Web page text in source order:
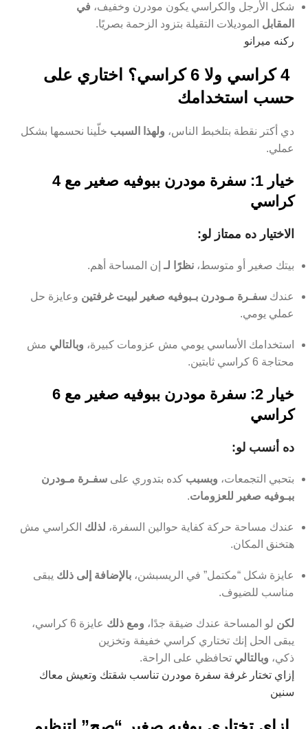
شكل الأرجل والكراسي يكون مودرن وخفيف، في
المقابل الموديلات التقيلة بتزود الزحمة بصريًا.
ركنه ميرانو
4 كراسي ولا 6 كراسي؟ اختاري على
حسب استخدامك
دي أكتر نقطة بتلخبط الناس، ولهذا السبب خلّينا نحسمها بشكل
عملي.
خيار 1: سفرة مودرن ببوفيه صغير مع 4
كراسي
الاختيار ده ممتاز لو:
بيتك صغير أو متوسط، نظرًا لـ إن المساحة أهم.
عندك سفـرة مـودرن بـبوفيه صغير لبيت غرفتين وعايزة حل
عملي يومي.
استخدامك الأساسي يومي مش عزومات كبيرة، وبالتالي مش
محتاجة 6 كراسي ثابتين.
خيار 2: سفرة مودرن ببوفيه صغير مع 6
كراسي
ده أنسب لو:
بتحبي التجمعات، وبسبب كده بتدوري على سفـرة مـودرن
ببـوفيه صغير للعزومات.
عندك مساحة حركة كفاية حوالين السفرة، لذلك الكراسي مش
هتخنق المكان.
عايزة شكل “مكتمل” في الريسبشن، بالإضافة إلى ذلك يبقى
مناسب للضيوف.
لكن لو المساحة عندك ضيقة جدًا، ومع ذلك
عايزة 6 كراسي،
يبقى الحل إنك تختاري كراسي خفيفة وتخزين
ذكي، وبالتالي تحافظي على الراحة.
إزاي تختار غرفة سفرة مودرن تناسب شقتك وتعيش معاك
سنين